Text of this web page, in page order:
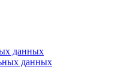
данных
данных